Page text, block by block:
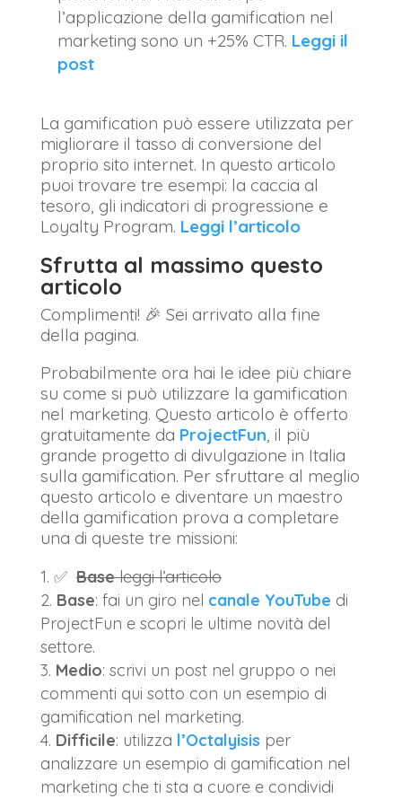
l’applicazione della gamification nel
marketing sono un +25% CTR. Leggi il
post
La gamification può essere utilizzata per
migliorare il tasso di conversione del
proprio sito internet. In questo articolo
puoi trovare tre esempi: la caccia al
tesoro, gli indicatori di progressione e
Loyalty Program. Leggi l’articolo
Sfrutta al massimo questo
articolo
Complimenti! 🎉 Sei arrivato alla fine
della pagina.
Probabilmente ora hai le idee più chiare
su come si può utilizzare la gamification
nel marketing. Questo articolo è offerto
gratuitamente da ProjectFun, il più
grande progetto di divulgazione in Italia
sulla gamification. Per sfruttare al meglio
questo articolo e diventare un maestro
della gamification prova a completare
una di queste tre missioni:
✅Baseleggi l’articolo
Base: fai un giro nel canale YouTube di
ProjectFun e scopri le ultime novità del
settore.
Medio: scrivi un post nel gruppo o nei
commenti qui sotto con un esempio di
gamification nel marketing.
Difficile: utilizza l’Octalyisis per
analizzare un esempio di gamification nel
marketing che ti sta a cuore e condividi